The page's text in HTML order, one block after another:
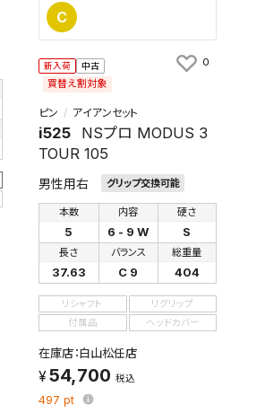
C
新入荷 中古
買替え割対象
ピン アイアンセット
i525
NSプロ MODUS 3
TOUR 105
男性用右 グリップ交換可能
本数
5
内容
6 - 9 W
硬さ
S
長さ
37.63
バランス
C 9
総重量
404
リシャフト
リグリップ
付属品
ヘッドカバー
在庫店：白山松任店
54,700 税込
497pt
0